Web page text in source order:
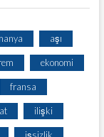
aşı
ekonomi
fransa
ilişki